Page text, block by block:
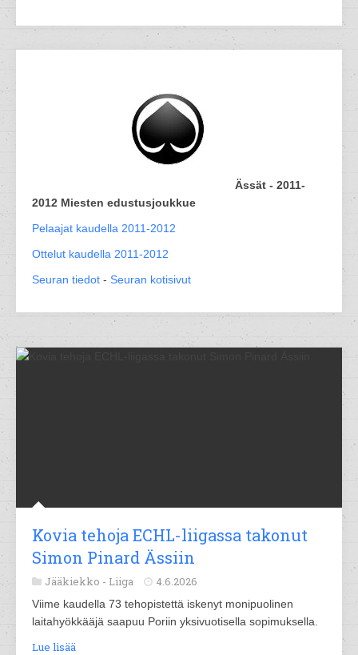
Ässät - 2011-
2012 Miesten edustusjoukkue
Pelaajat kaudella 2011-2012
Ottelut kaudella 2011-2012
Seuran tiedot - Seuran kotisivut
Kovia tehoja ECHL-liigassa takonut
Simon Pinard Ässiin
Jääkiekko - Liiga 4.6.2026
Viime kaudella 73 tehopistettä iskenyt monipuolinen
laitahyökkääjä saapuu Poriin yksivuotisella sopimuksella.
Lue lisää